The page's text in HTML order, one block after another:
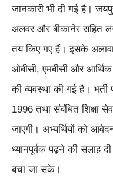
जानकारी भी दी गई है।
अलवर और बीकानेर सहित
तय किए गए हैं। इसके
ओबीसी, एमबीसी और
की व्यवस्था की गई है। भर्ती
1996 तथा संबंधित शिक्षा
जाएगी। अभ्यर्थियों को
ध्यानपूर्वक पढ़ने की सलाह
बचा जा सके।